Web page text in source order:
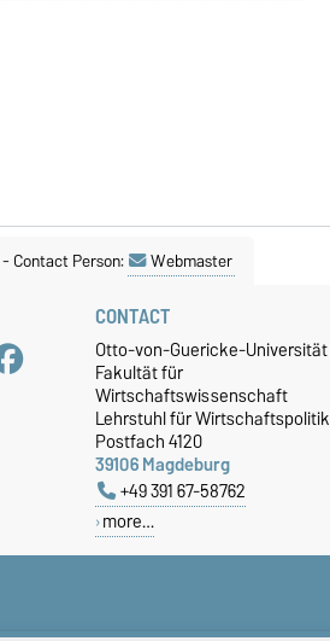
-Contact Person: Webmaster
CONTACT
Otto-von-Guericke-Universität
Fakultät für
Wirtschaftswissenschaft
Lehrstuhl für Wirtschaftspolitik
Postfach 4120
39106 Magdeburg
+49 391 67-58762
more…